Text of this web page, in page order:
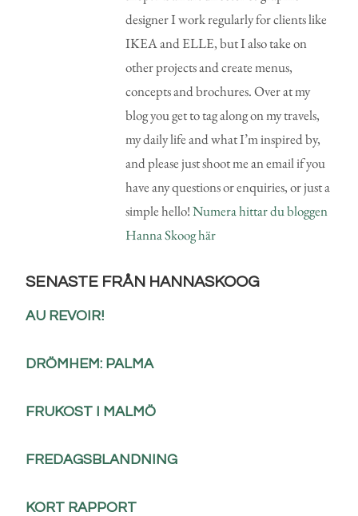
designer I work regularly for clients like
IKEA and ELLE, but I also take on
other projects and create menus,
concepts and brochures. Over at my
blog you get to tag along on my travels,
my daily life and what I’m inspired by,
and please just shoot me an email if you
have any questions or enquiries, or just a
simple hello!Numera hittar du bloggen
Hanna Skoog här
SENASTE FRÅN HANNASKOOG
AU REVOIR!
DRÖMHEM: PALMA
FRUKOST I MALMÖ
FREDAGSBLANDNING
KORT RAPPORT